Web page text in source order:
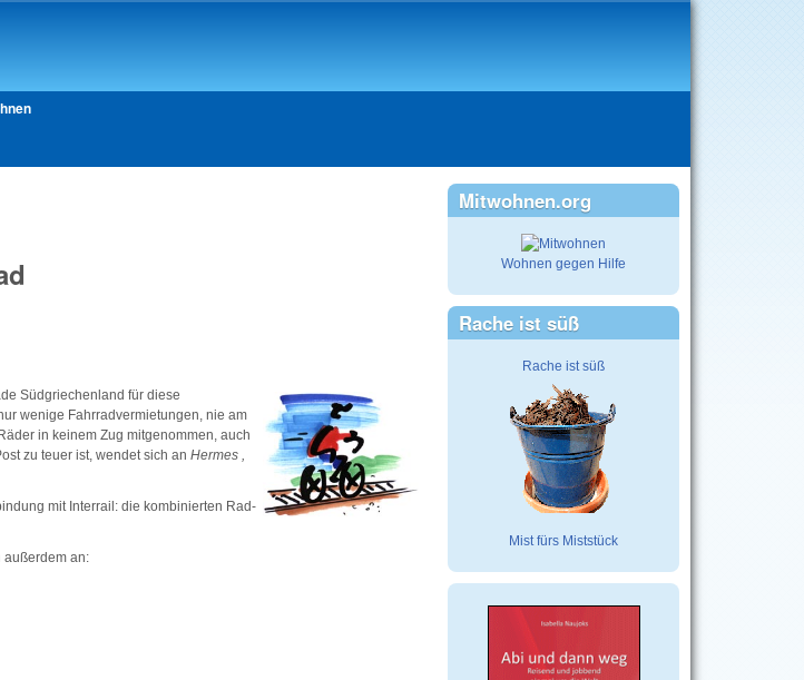
Südgriechenland für diese
wenige Fahrradvermietungen, nie am
in keinem Zug mitgenommen, auch
zu teuer ist, wendet sich an Hermes ,
mit Interrail: die kombinierten Rad-
an:
Mitwohnen.org
Wohnen gegen Hilfe
Rache ist süß
Rache ist süß
Mist fürs Miststück